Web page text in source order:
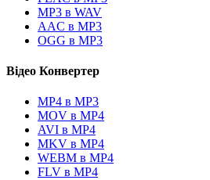
MP3 в WAV
AAC в MP3
OGG в MP3
Відео Конвертер
MP4 в MP3
MOV в MP4
AVI в MP4
MKV в MP4
WEBM в MP4
FLV в MP4